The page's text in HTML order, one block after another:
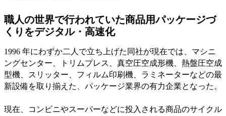
職人の世界で行われていた商品用パッケージづ
くりをデジタル・高速化
1996 年にわずか二人で立ち上げた同社が現在では、マシニ
ングセンター、トリムプレス、真空圧空成形機、熱盤圧空成
型機、スリッター、フィルム印刷機、ラミネーターなどの最
新設備を取り揃えた、パッケージ業界の有力企業となった。
現在、コンビニやスーパーなどに投入される商品のサイクル